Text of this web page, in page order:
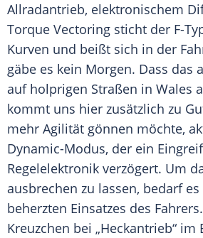
Allradantrieb, elektronischem
Torque Vectoring sticht der F-
Kurven und beißt sich in der
gäbe es kein Morgen. Dass das
auf holprigen Straßen in Wales
kommt uns hier zusätzlich zu
mehr Agilität gönnen möchte,
Dynamic-Modus, der ein
Regelelektronik verzögert. Um
ausbrechen zu lassen, bedarf
beherzten Einsatzes des
Kreuzchen bei „Heckantrieb“